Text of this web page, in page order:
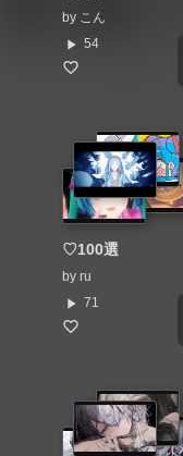
by こん
play_arrow 54
♡100選
by ru
play_arrow 71